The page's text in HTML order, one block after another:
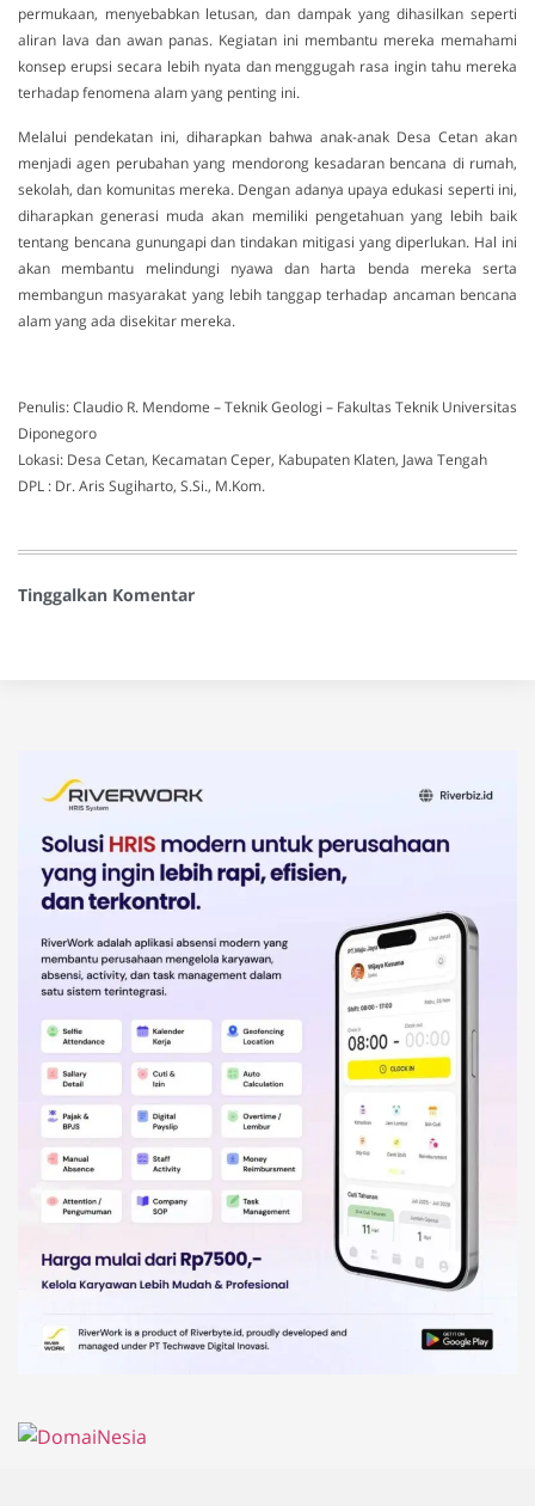
permukaan, menyebabkan letusan, dan dampak yang dihasilkan seperti
aliran lava dan awan panas. Kegiatan ini membantu mereka memahami
konsep erupsi secara lebih nyata dan menggugah rasa ingin tahu mereka
terhadap fenomena alam yang penting ini.
Melalui pendekatan ini, diharapkan bahwa anak-anak Desa Cetan akan
menjadi agen perubahan yang mendorong kesadaran bencana di rumah,
sekolah, dan komunitas mereka. Dengan adanya upaya edukasi seperti ini,
diharapkan generasi muda akan memiliki pengetahuan yang lebih baik
tentang bencana gunungapi dan tindakan mitigasi yang diperlukan. Hal ini
akan membantu melindungi nyawa dan harta benda mereka serta
membangun masyarakat yang lebih tanggap terhadap ancaman bencana
alam yang ada disekitar mereka.
Penulis: Claudio R. Mendome – Teknik Geologi – Fakultas Teknik Universitas
Diponegoro
Lokasi: Desa Cetan, Kecamatan Ceper, Kabupaten Klaten, Jawa Tengah
DPL : Dr. Aris Sugiharto, S.Si., M.Kom.
Tinggalkan Komentar